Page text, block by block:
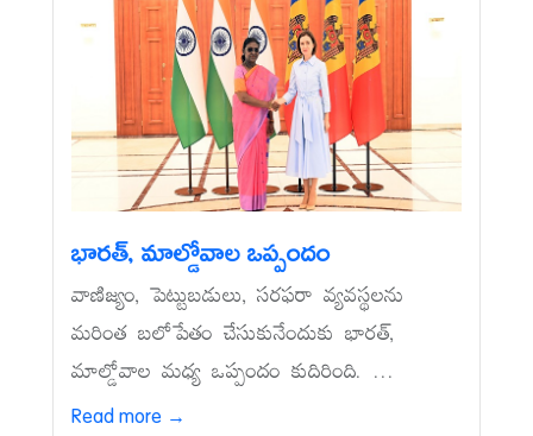
భారత్, మాల్డోవాల ఒప్పందం
వాణిజ్యం, పెట్టుబడులు, సరఫరా వ్యవస్థలను
మరింత బలోపేతం చేసుకునేందుకు భారత్,
మాల్డోవాల మధ్య ఒప్పందం కుదిరింది. ...
Read more →